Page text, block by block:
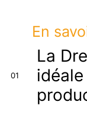
En
01
La